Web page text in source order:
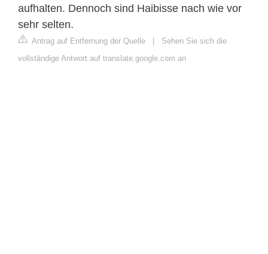
aufhalten. Dennoch sind Haibisse nach wie vor
sehr selten.
Antrag auf Entfernung der Quelle | Sehen Sie sich die
vollständige Antwort auf translate.google.com an